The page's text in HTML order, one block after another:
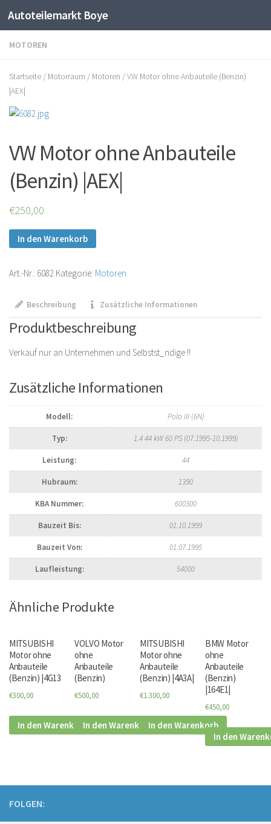
Zum Inhalt springen
Autoteilemarkt Boye
MOTOREN
Startseite / Motorraum / Motoren / VW Motor ohne Anbauteile (Benzin)
|AEX|
VW Motor ohne Anbauteile
(Benzin) |AEX|
€250,00
In den Warenkorb
Art.-Nr.: 6082 Kategorie: Motoren
Beschreibung Zusätzliche Informationen
Produktbeschreibung
Verkauf nur an Unternehmen und Selbstst_ndige !!
Zusätzliche Informationen
Modell: Polo III (6N)
Typ: 1.4 44 kW 60 PS (07.1995-10.1999)
Leistung: 44
Hubraum: 1390
KBA Nummer: 600300
Bauzeit Bis: 01.10.1999
Bauzeit Von: 01.07.1995
Laufleistung: 54000
Ähnliche Produkte
MITSUBISHI
Motor ohne
Anbauteile
(Benzin) |4G13
€300,00
In den Warenkorb
VOLVO Motor
ohne
Anbauteile
(Benzin)
€500,00
In den Warenkorb
MITSUBISHI
Motor ohne
Anbauteile
(Benzin) |4A3A|
€1.300,00
In den Warenkorb
BMW Motor
ohne
Anbauteile
(Benzin)
|164E1|
€450,00
In den
FOLGEN: